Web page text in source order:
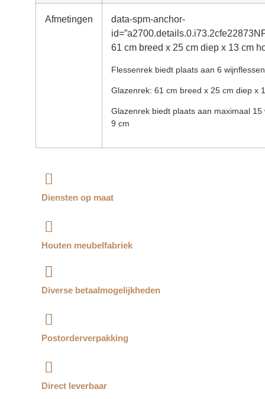
Afmetingen
data-spm-anchor-
61 cm breed x 25 cm diep x 13 cm
Flessenrek biedt plaats aan 6
Glazenrek: 61 cm breed x 25 cm diep x
Glazenrek biedt plaats aan maximaal
9 cm
Diensten op maat
Houten meubelfabriek
Diverse betaalmogelijkheden
Postorderverpakking
Direct leverbaar